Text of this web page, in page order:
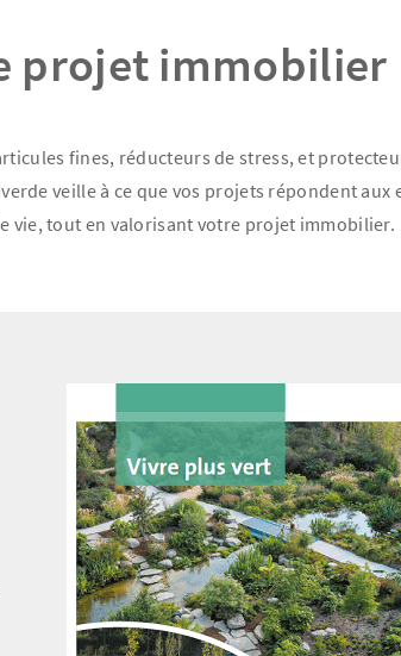
projet immobilier
fines, réducteurs de stress, et
veille à ce que vos projets répondent aux
vie, tout en valorisant votre projet immobilier.